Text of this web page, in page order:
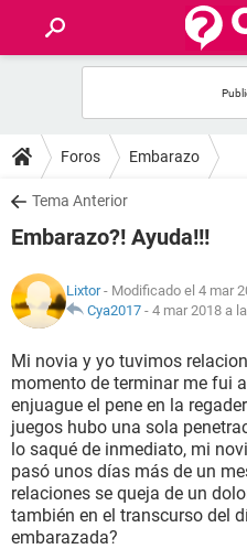
FOROS
SALUD
NUTRICIÓN
BIENESTAR
SEXUALIDAD
GLOSARIO
Foros Embarazo
Tema Anterior
Embarazo?! Ayuda!!!
Lixtor- Modificado el 4 mar
Cya2017 - 4 mar 2018 a
Mi novia y yo tuvimos
momento de terminar me fui
enjuague el pene en la
juegos hubo una sola
lo saqué de inmediato, mi
pasó unos días más de un
relaciones se queja de un
también en el transcurso del
embarazada?